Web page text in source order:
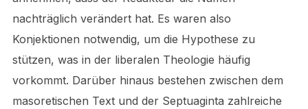
nachträglich verändert hat. Es waren also
Konjektionen notwendig, um die Hypothese zu
stützen, was in der liberalen Theologie häufig
vorkommt. Darüber hinaus bestehen zwischen dem
masoretischen Text und der Septuaginta zahlreiche